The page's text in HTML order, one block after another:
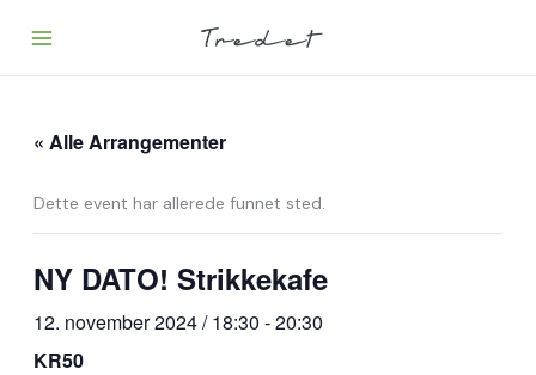
« Alle Arrangementer
Dette event har allerede funnet sted.
NY DATO! Strikkekafe
12. november 2024 / 18:30 -20:30
KR50